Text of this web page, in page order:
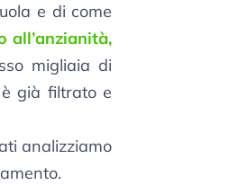
e di come
all’anzianità,
migliaia di
già filtrato e
analizziamo